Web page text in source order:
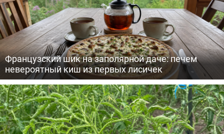
Французский шик на заполярной даче: печем
невероятный киш из первых лисичек